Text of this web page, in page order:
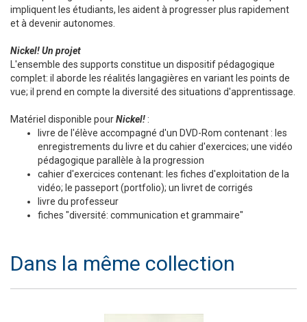
impliquent les étudiants, les aident à progresser plus rapidement
et à devenir autonomes.
Nickel! Un projet
L'ensemble des supports constitue un dispositif pédagogique
complet: il aborde les réalités langagières en variant les points de
vue; il prend en compte la diversité des situations d'apprentissage.
Matériel disponible pourNickel! :
livre de l'élève accompagné d'un DVD-Rom contenant : les
enregistrements du livre et du cahier d'exercices; une vidéo
pédagogique parallèle à la progression
cahier d'exercices contenant: les fiches d'exploitation de la
vidéo; le passeport (portfolio); un livret de corrigés
livre du professeur
fiches "diversité: communication et grammaire"
Dans la même collection